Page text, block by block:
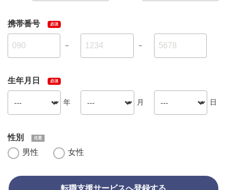
携帯番号
－ －
生年月日
年 月 日
性別
男性
女性
転職支援サービスへ登録する